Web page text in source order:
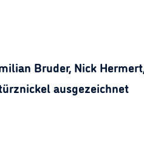
Bruder, Nick
ausgezeichnet